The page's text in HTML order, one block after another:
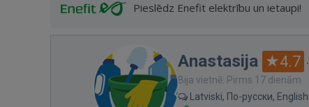
Pieslēdz Enefit elektrību un ietaupi!
Anastasija 4.7 ·
Bija vietnē: Pirms 17 dienām
Latviski, По-русски, English